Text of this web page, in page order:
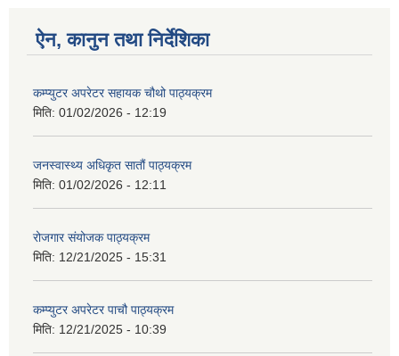
ऐन, कानुन तथा निर्देशिका
कम्प्युटर अपरेटर सहायक चौथो पाठ्यक्रम
मिति: 01/02/2026 - 12:19
जनस्वास्थ्य अधिकृत सातौं पाठ्यक्रम
मिति: 01/02/2026 - 12:11
रोजगार संयोजक पाठ्यक्रम
मिति: 12/21/2025 - 15:31
कम्प्युटर अपरेटर पाचौ पाठ्यक्रम
मिति: 12/21/2025 - 10:39